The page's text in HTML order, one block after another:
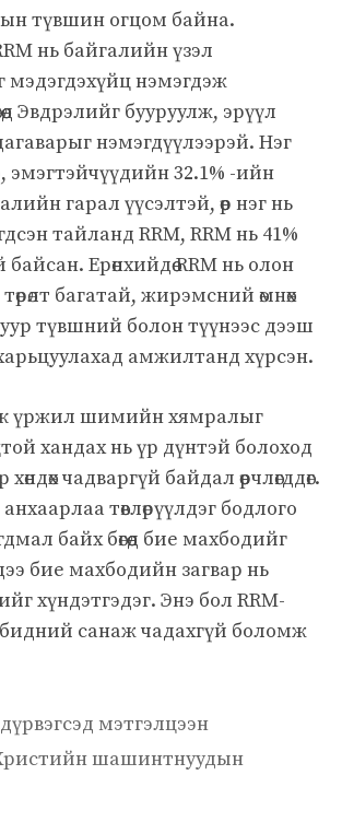
түвшин огцом байна.
нь байгалийн үзэл
нэмэгдэж
Эвдрэлийг бууруулж, эрүүл
нэмэгдүүлээрэй. Нэг
эмэгтэйчүүдийн 32.1% -ийн
гарал үүсэлтэй, өөр нэг нь
тайланд RRM, RRM нь 41%
байсан. Ерөнхийдөө RRM нь олон
багатай, жирэмсний өмнөх
түвшний болон түүнээс дээш
амжилтанд хүрсэн.
үржил шимийн хямралыг
хандах нь үр дүнтэй болоход
хөндөх чадваргүй байдал өөрчлөгддөг.
анхаарлаа төвлөрүүлдэг бодлого
байх бөгөөд бие махбодийг
бие махбодийн загвар нь
хүндэтгэдэг. Энэ бол RRM-
санаж чадахгүй боломж
мэтгэлцээн
шашинтнуудын